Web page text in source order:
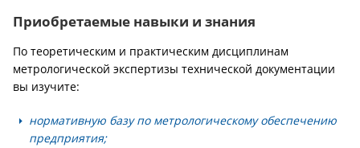
Приобретаемые навыки и знания
По теоретическим и практическим дисциплинам
метрологической экспертизы технической документации
вы изучите:
нормативную базу по метрологическому обеспечению
предприятия;